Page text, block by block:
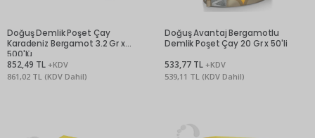
Doğuş Demlik Poşet Çay
Karadeniz Bergamot 3.2 Gr x
500'lü
852,49 TL +KDV
861,02 TL (KDV Dahil)
Doğuş Avantaj Bergamotlu
Demlik Poşet Çay 20 Gr x 50'li
533,77 TL +KDV
539,11 TL (KDV Dahil)